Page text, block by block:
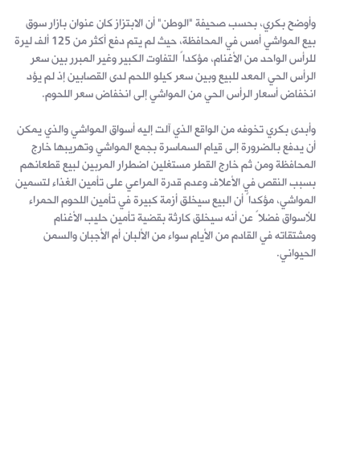
وأوضح بكري، بحسب صحيفة "الوطن" أن الابتزاز كان عنوان بازار سوق
بيع المواشي أمس في المحافظة، حيث لم يتم دفع أكثر من 125 ألف ليرة
للرأس الواحد من الأغنام، مؤكداً التفاوت الكبير وغير المبرر بين سعر
الرأس الحي المعد للبيع وبين سعر كيلو اللحم لدى القصابين إذ لم يؤد
انخفاض أسعار الرأس الحي من المواشي إلى انخفاض سعر اللحوم.
وأبدى بكري تخوفه من الواقع الذي آلت إليه أسواق المواشي والذي يمكن
أن يدفع بالضرورة إلى قيام السماسرة بجمع المواشي وتهريبها خارج
المحافظة ومن ثم خارج القطر مستغلين اضطرار المربين لبيع قطعانهم
بسبب النقص في الأعلاف وعدم قدرة المراعي على تأمين الغذاء لتسمين
المواشي، مؤكداً أن البيع سيخلق أزمة كبيرة في تأمين اللحوم الحمراء
للأسواق فضلاً عن أنه سيخلق كارثة بقضية تأمين حليب الأغنام
ومشتقاته في القادم من الأيام سواء من الألبان أم الأجبان والسمن
الحيواني.